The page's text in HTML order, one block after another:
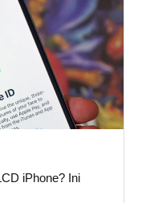
iPhone? Ini